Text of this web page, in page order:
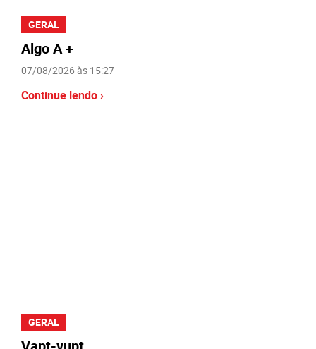
GERAL
Algo A +
07/08/2026 às 15:27
Continue lendo ›
GERAL